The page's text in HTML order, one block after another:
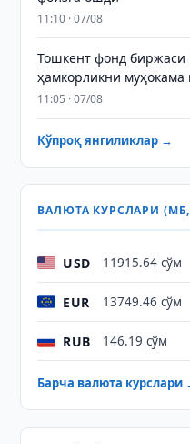
11:10 · 07/08
Тошкент фонд биржаси
ҳамкорликни муҳокама
11:05 · 07/08
Кўпроқ янгиликлар →
ВАЛЮТА КУРСЛАРИ (МБ,
USD 11915.64 сўм
EUR 13749.46 сўм
RUB 146.19 сўм
Барча валюта курслари